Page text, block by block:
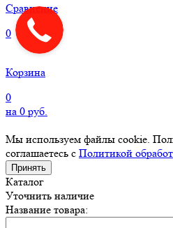
Сравнение
0
Корзина
0
на 0 руб.
Мы используем файлы cookie.
соглашаетесь с Политикой
Принять
Каталог
Уточнить наличие
Название товара: